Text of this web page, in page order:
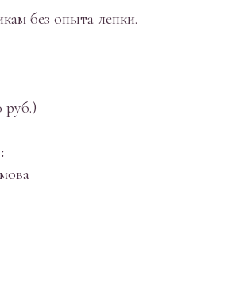
без опыта лепки.
руб.)